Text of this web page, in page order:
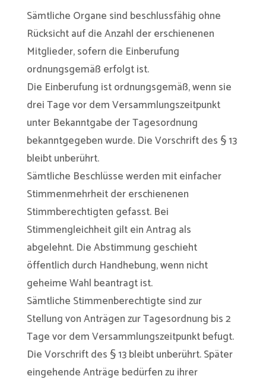
Sämtliche Organe sind beschlussfähig ohne
Rücksicht auf die Anzahl der erschienenen
Mitglieder, sofern die Einberufung
ordnungsgemäß erfolgt ist.
Die Einberufung ist ordnungsgemäß, wenn sie
drei Tage vor dem Versammlungszeitpunkt
unter Bekanntgabe der Tagesordnung
bekanntgegeben wurde. Die Vorschrift des § 13
bleibt unberührt.
Sämtliche Beschlüsse werden mit einfacher
Stimmenmehrheit der erschienenen
Stimmberechtigten gefasst. Bei
Stimmengleichheit gilt ein Antrag als
abgelehnt. Die Abstimmung geschieht
öffentlich durch Handhebung, wenn nicht
geheime Wahl beantragt ist.
Sämtliche Stimmenberechtigte sind zur
Stellung von Anträgen zur Tagesordnung bis 2
Tage vor dem Versammlungszeitpunkt befugt.
Die Vorschrift des § 13 bleibt unberührt. Später
eingehende Anträge bedürfen zu ihrer